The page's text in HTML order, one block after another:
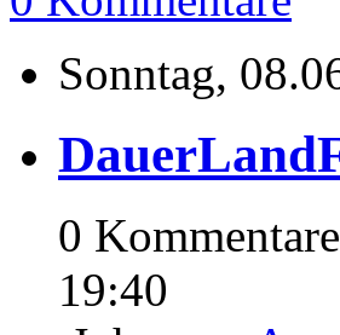
Sonntag,
0 Kommentare
19:40